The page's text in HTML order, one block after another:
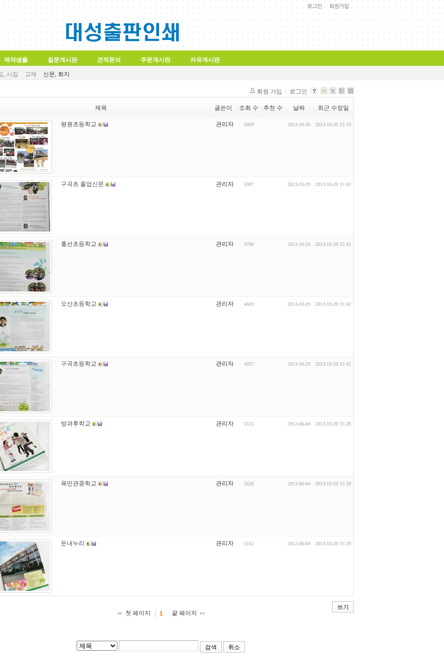
제작샘플 질문게시판 견적문의 주문게시판 자유게시판
, 시집 교재 신문, 회지
회원 가입 로그인
제목 글쓴이 조회 수 추천 수 날짜 최근 수정일
평원초등학교 관리자 5009 2013-10-30 2013-10-30 12:10
구곡초 졸업신문 관리자 5997 2013-10-29 2013-10-29 15:42
흥선초등학교 관리자 4700 2013-10-29 2013-10-29 15:42
오산초등학교 관리자 4603 2013-10-29 2013-10-29 15:42
구곡초등학교 관리자 4927 2013-10-29 2013-10-29 15:42
방과후학교 관리자 5515 2012-06-04 2013-10-29 15:28
육민관중학교 관리자 5626 2012-06-04 2013-10-29 15:28
둔내누리 관리자 5162 2012-06-04 2013-10-29 15:29
쓰기
첫 페이지
1 끝 페이지
검색 취소